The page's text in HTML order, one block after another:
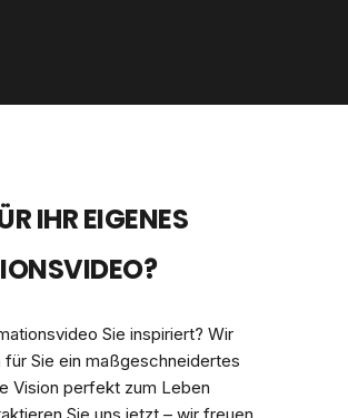
IHR EIGENES
Sie inspiriert? Wir
für Sie ein maßgeschneidertes
Vision perfekt zum Leben
Sie uns jetzt – wir freuen